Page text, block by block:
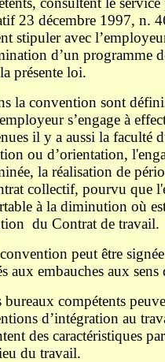
23 décembre 1997, n.
stipuler avec
d’un programme
présente loi.
la convention sont
s’engage à
il y a aussi la faculté
ou d’orientation,
la réalisation de
collectif, pourvu que
à la diminution où
du Contrat de travail.
peut être
aux embauches aux
bureaux compétents
d’intégration au
des caractéristiques
du travail.